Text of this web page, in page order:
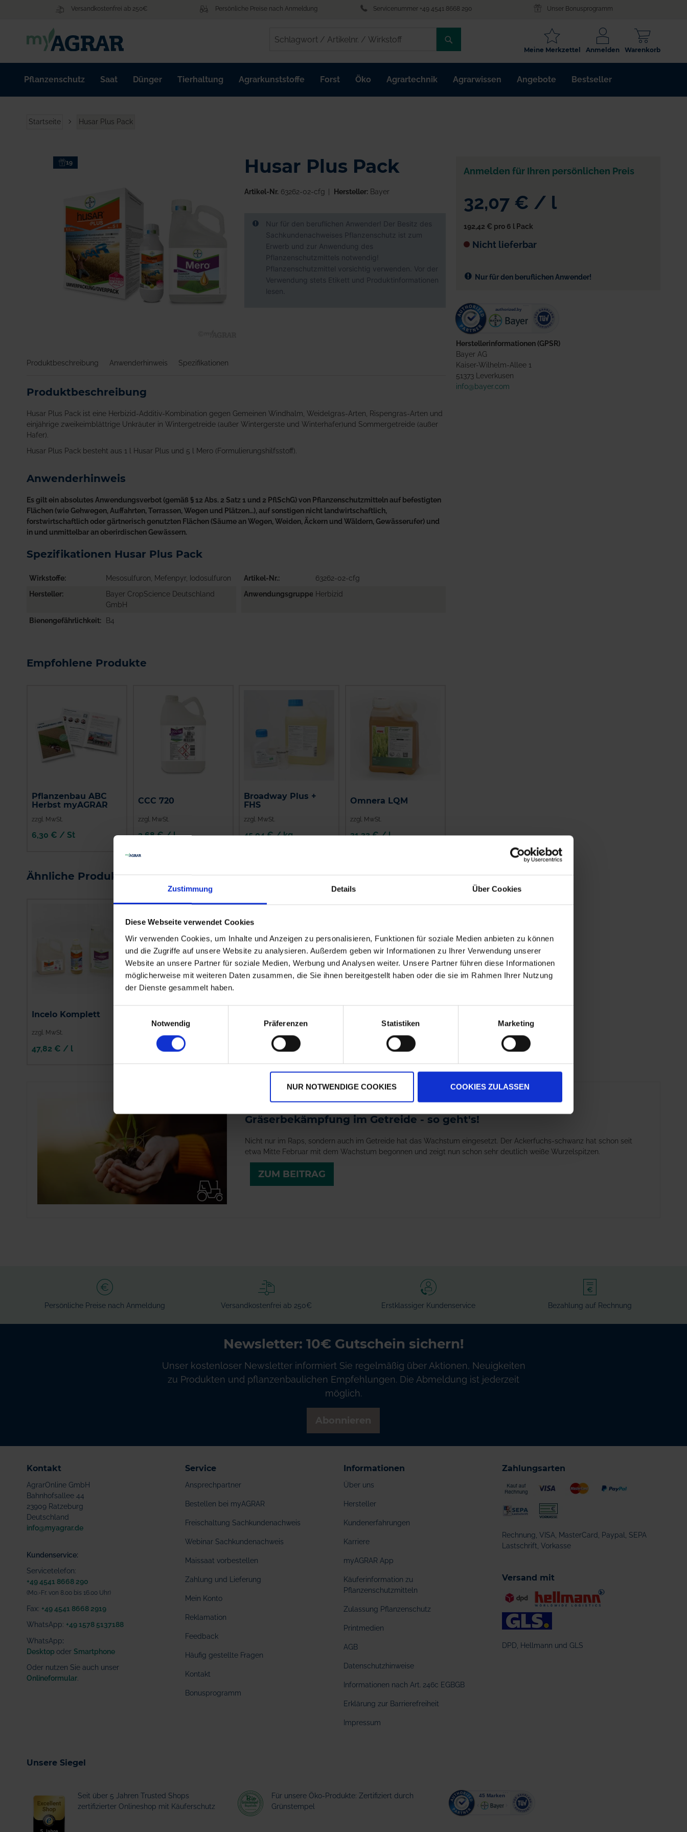
Zustimmung Details Über Cookies
Diese Webseite verwendet Cookies
Wir verwenden Cookies, um Inhalte und Anzeigen zu personalisieren, Funktionen für soziale Medien anbieten zu können
und die Zugriffe auf unsere Website zu analysieren. Außerdem geben wir Informationen zu Ihrer Verwendung unserer
Website an unsere Partner für soziale Medien, Werbung und Analysen weiter. Unsere Partner führen diese Informationen
möglicherweise mit weiteren Daten zusammen, die Sie ihnen bereitgestellt haben oder die sie im Rahmen Ihrer Nutzung
der Dienste gesammelt haben.
Notwendig
Präferenzen Statistiken Marketing
NUR NOTWENDIGE COOKIES COOKIES ZULASSEN
Versandkostenfrei ab 250€ Persönliche Preise nach Anmeldung Servicenummer +49 4541 8668 290 Unser Bonusprogramm
/
ARTIKELNR.
/
Warenkorb
Anmelden
Meine Merkzettel
Pflanzenschutz Saat Dünger Tierhaltung Agrarkunststoffe Forst Öko Agrartechnik Agrarwissen Angebote Bestseller
Startseite Husar Plus Pack
19
der
springen
Husar Plus Pack
Artikel-Nr. 63262-02-cfg Hersteller:Bayer
Nur für den beruflichen Anwender! Der Besitz des
Sachkundenachweises Pflanzenschutz ist zum
Erwerb und zur Anwendung des
Pflanzenschutzmittels notwendig!
Pflanzenschutzmittel vorsichtig verwenden. Vor der
Verwendung stets Etikett und Produktinformationen
lesen.
Produktbeschreibung Anwenderhinweis Spezifikationen
Produktbeschreibung
Husar Plus Pack ist eine Herbizid-Additiv-Kombination gegen Gemeinen Windhalm, Weidelgras-Arten, Rispengras-Arten und
einjährige zweikeimblättrige Unkräuter in Wintergetreide (außer Wintergerste und Winterhafer)und Sommergetreide (außer
Hafer).
Husar Plus Pack besteht aus 1 l Husar Plus und 5 l Mero (Formulierungshilfsstoff).
Anwenderhinweis
Es gilt ein absolutes Anwendungsverbot (gemäß § 12 Abs. 2 Satz 1 und 2 PflSchG) von Pflanzenschutzmitteln auf befestigten
Flächen (wie Gehwegen, Auffahrten, Terrassen, Wegen und Plätzen…), auf sonstigen nicht landwirtschaftlich,
forstwirtschaftlich oder gärtnerisch genutzten Flächen (Säume an Wegen, Weiden, Äckern und Wäldern, Gewässerufer) und
in und unmittelbar an oberirdischen Gewässern.
Spezifikationen Husar Plus Pack
Wirkstoffe Mesosulfuron, Mefenpyr, Iodosulfuron Artikel-Nr.
63262-02-cfg
Hersteller
Bayer CropScience Deutschland
GmbH
Anwendungsgruppe Herbizid
Bienengefährlichkeit B4
Empfohlene Produkte
Pflanzenbau ABC
Herbst myAGRAR
zzgl. MwSt.
6,30 € / St
CCC 720
zzgl. MwSt.
3,68 € / l
Broadway Plus +
FHS
zzgl. MwSt.
45,04 € / kg
Omnera LQM
zzgl. MwSt.
31,33 € / l
Ähnliche Produkte
Incelo Komplett
zzgl. MwSt.
47,82 € / l 31,72 € / kg
Biopower
45,23 € / kg 61,00 € / l
Anmelden für Ihren persönlichen Preis
32,07 € / l
192,42 € pro 6 l Pack
Nicht lieferbar
Nur für den beruflichen Anwender!
Herstellerinformationen (GPSR)
Bayer AG
Kaiser-Wilhelm-Allee 1
51373 Leverkusen
info@bayer.com
Gräserbekämpfung im Getreide - so geht's!
Nicht nur im Raps, sondern auch im Getreide hat das Wachstum eingesetzt. Der Ackerfuchs-schwanz hat schon seit
etwa Mitte Februar mit dem Wachstum begonnen und zeigt nun schon sehr deutlich weiße Wurzelspitzen.
ZUM BEITRAG
Persönliche Preise nach Anmeldung Versandkostenfrei ab 250€ Erstklassiger Kundenservice Bezahlung auf Rechnung
Newsletter: 10€ Gutschein sichern!
Unser kostenloser Newsletter informiert Sie regelmäßig über Aktionen, Neuigkeiten
zu Produkten und pflanzenbaulichen Empfehlungen. Die Abmeldung ist jederzeit
möglich.
Kontakt
AgrarOnline GmbH
Bahnhofsallee 44
23909 Ratzeburg
Deutschland
info@myagrar.de
Kundenservice:
Servicetelefon:
+49 4541 8668 290
(Mo.-Fr. von 8.00 bis 16.00 Uhr)
Fax: +49 4541 8668 2919
WhatsApp: +49 1578 5137188
WhatsApp:
Desktop oder Smartphone
Oder nutzen Sie auch unser
Onlineformular
Service
Ansprechpartner
Bestellen bei myAGRAR
Freischaltung Sachkundenachweis
Webinar Sachkundenachweis
Maissaat vorbestellen
Zahlung und Lieferung
Mein Konto
Reklamation
Feedback
Häufig gestellte Fragen
Kontakt
Bonusprogramm
Informationen
Über uns
Hersteller
Kundenerfahrungen
Karriere
myAGRAR App
Käuferinformation zu
Pflanzenschutzmitteln
Zulassung Pflanzenschutz
Printmedien
AGB
Datenschutzhinweise
Informationen nach Art. 246c EGBGB
Erklärung zur Barrierefreiheit
Impressum
Zahlungsarten
Rechnung, VISA, MasterCard, Paypal, SEPA
Lastschrift, Vorkasse
Versand mit
DPD, Hellmann und GLS
Unsere Siegel
Seit über 5 Jahren Trusted Shops
zertifizierter Onlineshop mit Käuferschutz
Für unsere Öko-Produkte: Zertifiziert durch
Grünstempel